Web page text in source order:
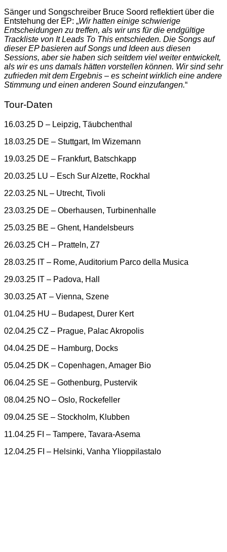
Sänger und Songschreiber Bruce Soord reflektiert über die
Entstehung der EP: „Wir hatten einige schwierige
Entscheidungen zu treffen, als wir uns für die endgültige
Trackliste von It Leads To This entschieden. Die Songs auf
dieser EP basieren auf Songs und Ideen aus diesen
Sessions, aber sie haben sich seitdem viel weiter entwickelt,
als wir es uns damals hätten vorstellen können. Wir sind sehr
zufrieden mit dem Ergebnis – es scheint wirklich eine andere
Stimmung und einen anderen Sound einzufangen.“
Tour-Daten
16.03.25 D – Leipzig, Täubchenthal
18.03.25 DE – Stuttgart, Im Wizemann
19.03.25 DE – Frankfurt, Batschkapp
20.03.25 LU – Esch Sur Alzette, Rockhal
22.03.25 NL – Utrecht, Tivoli
23.03.25 DE – Oberhausen, Turbinenhalle
25.03.25 BE – Ghent, Handelsbeurs
26.03.25 CH – Pratteln, Z7
28.03.25 IT – Rome, Auditorium Parco della Musica
29.03.25 IT – Padova, Hall
30.03.25 AT – Vienna, Szene
01.04.25 HU – Budapest, Durer Kert
02.04.25 CZ – Prague, Palac Akropolis
04.04.25 DE – Hamburg, Docks
05.04.25 DK – Copenhagen, Amager Bio
06.04.25 SE – Gothenburg, Pustervik
08.04.25 NO – Oslo, Rockefeller
09.04.25 SE – Stockholm, Klubben
11.04.25 FI – Tampere, Tavara-Asema
12.04.25 FI – Helsinki, Vanha Ylioppilastalo